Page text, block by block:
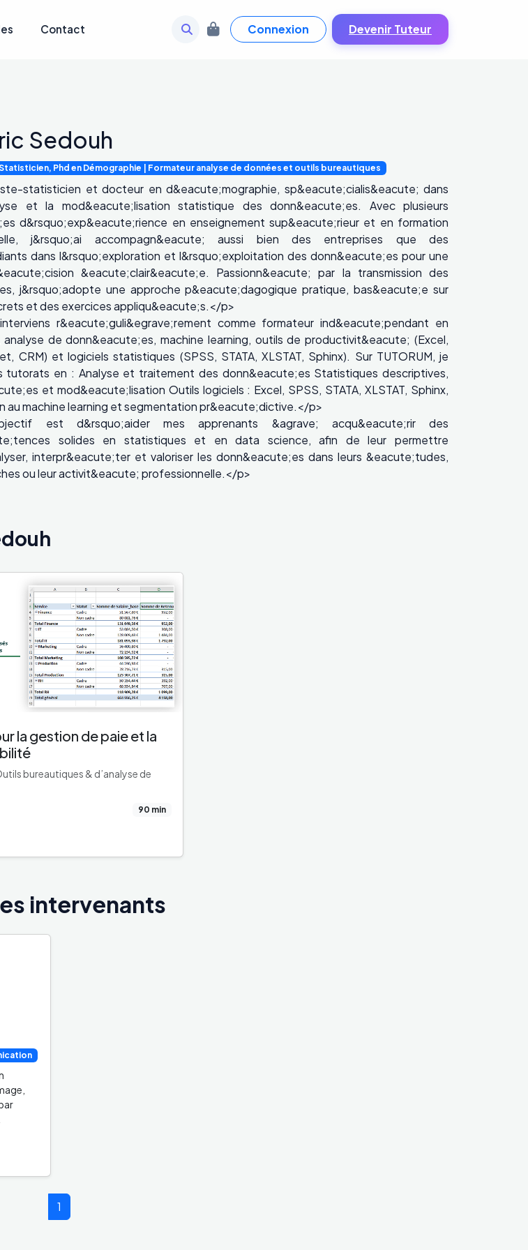
Contact Connexion Devenir Tuteur
Sedouh
Phd en Démographie | Formateur analyse de données et outils bureautiques
statisticien et docteur en d&eacute;mographie, sp&eacute;cialis&eacute; dans
et la mod&eacute;lisation statistique des donn&eacute;es. Avec plusieurs
d&rsquo;exp&eacute;rience en enseignement sup&eacute;rieur et en formation
j&rsquo;ai accompagn&eacute; aussi bien des entreprises que des
dans l&rsquo;exploration et l&rsquo;exploitation des donn&eacute;es pour une
&eacute;clair&eacute;e. Passionn&eacute; par la transmission des
j&rsquo;adopte une approche p&eacute;dagogique pratique, bas&eacute;e sur
et des exercices appliqu&eacute;s.</p>
r&eacute;guli&egrave;rement comme formateur ind&eacute;pendant en
de donn&eacute;es, machine learning, outils de productivit&eacute; (Excel,
CRM) et logiciels statistiques (SPSS, STATA, XLSTAT, Sphinx). Sur TUTORUM, je
tutorats en : Analyse et traitement des donn&eacute;es Statistiques descriptives,
et mod&eacute;lisation Outils logiciels : Excel, SPSS, STATA, XLSTAT, Sphinx,
au machine learning et segmentation pr&eacute;dictive.</p>
est d&rsquo;aider mes apprenants &agrave; acqu&eacute;rir des
solides en statistiques et en data science, afin de leur permettre
interpr&eacute;ter et valoriser les donn&eacute;es dans leurs &eacute;tudes,
ou leur activit&eacute; professionnelle.</p>
la gestion de paie et la
bureautiques & d’analyse de
90 min
intervenants
1